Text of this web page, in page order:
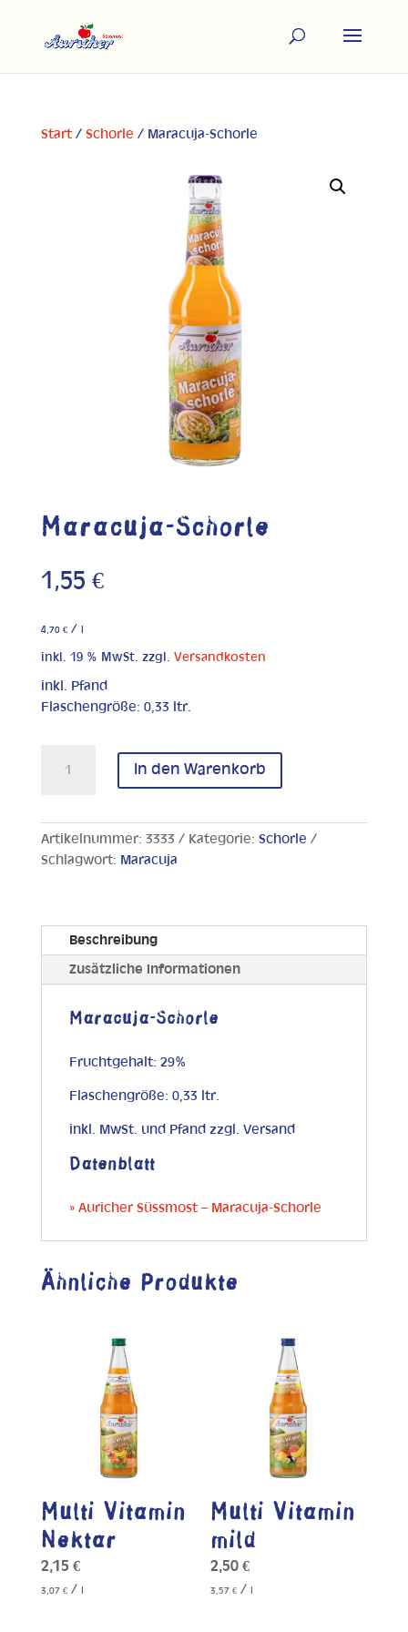
Start/ Schorle / Maracuja-Schorle
Maracuja-Schorle
1,55 €
4,70 €/
inkl. 19 % MwSt. zzgl. Versandkosten
inkl. Pfand
Flaschengröße: 0,33 ltr.
Schorle
In den Warenkorb
Artikelnummer: 3333 Kategorie: Schorle
Schlagwort:
Maracuja
Beschreibung
Zusätzliche Informationen
Maracuja-Schorle
Fruchtgehalt: 29%
Flaschengröße: 0,33 ltr.
inkl. MwSt. und Pfand zzgl. Versand
Datenblatt
» Auricher Süssmost – Maracuja-Schorle
Ähnliche Produkte
Multi Vitamin
Nektar
2,15 €
3,07 €/
Multi Vitamin
mild
2,50€
3,57€ /